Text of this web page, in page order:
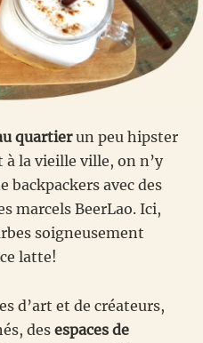
quartierun peu hipster
la vieille ville, on n’y
backpackers avec des
marcels BeerLao. Ici,
soigneusement
latte!
d’art et de créateurs,
des espaces de